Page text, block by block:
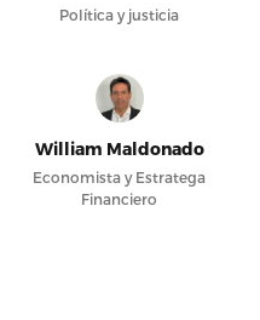
Política y justicia
William Maldonado
Economista y Estratega
Financiero